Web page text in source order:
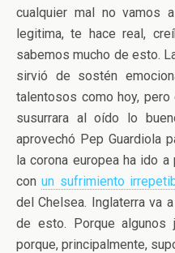
cualquier mal no vamos
legitima, te hace real,
sabemos mucho de esto.
sirvió de sostén
talentosos como hoy,
susurrara al oído lo
aprovechó Pep Guardiola
la corona europea ha ido
conun sufrimiento
del Chelsea. Inglaterra va
de esto. Porque algunos
porque, principalmente,